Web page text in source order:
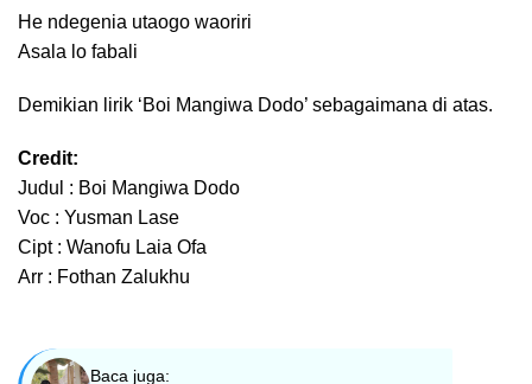
He ndegenia utaogo waoriri
Asala lo fabali
Demikian lirik ‘Boi Mangiwa Dodo’ sebagaimana di atas.
Credit:
Judul : Boi Mangiwa Dodo
Voc : Yusman Lase
Cipt : Wanofu Laia Ofa
Arr : Fothan Zalukhu
Baca juga: